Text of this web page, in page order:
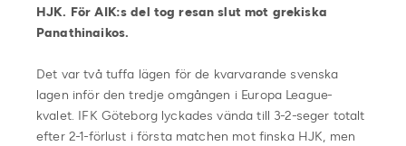
HJK. För AIK:s del tog resan slut mot grekiska
Panathinaikos.
Det var två tuffa lägen för de kvarvarande svenska
lagen inför den tredje omgången i Europa League-
kvalet. IFK Göteborg lyckades vända till 3-2-seger totalt
efter 2-1-förlust i första matchen mot finska HJK, men